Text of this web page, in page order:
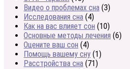
Видео о проблемах сна (3)
Исследования сна (4)
Как на вас влияет сон (10)
Основные методы лечения (6)
Оцените ваш сон (4)
Помощь вашему сну (1)
Расстройства сна (71)